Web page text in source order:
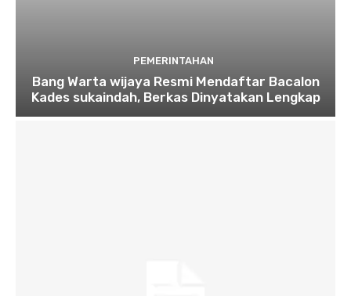
PEMERINTAHAN
Bang Warta wijaya Resmi Mendaftar Bacalon
Kades sukaindah, Berkas Dinyatakan Lengkap